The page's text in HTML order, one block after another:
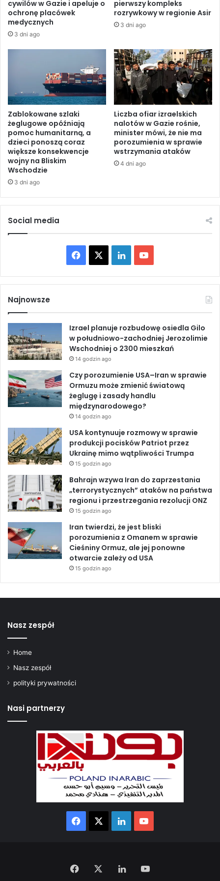
e
n
e
k
o
w
e
g
o
p
r
o
g
a
u
i
g
i
l
c
i
b
e
z
n
a
k
w
e
j
s
k
o
o
a
n
i
a
p
o
r
o
z
m
e
n
o
k
o
e
g
o
w
I
s
l
b
a
d
z
i
e
cywilów w Gazie i apeluje o
ochronę placówek
medycznych
3 dni ago
pierwszy kompleks
rozrywkowy w regionie Asir
3 dni ago
Zablokowane szlaki
żeglugowe opóźniają
pomoc humanitarną, a
dzieci ponoszą coraz
większe konsekwencje
wojny na Bliskim
Wschodzie
3 dni ago
Liczba ofiar izraelskich
nalotów w Gazie rośnie,
minister mówi, że nie ma
porozumienia w sprawie
wstrzymania ataków
4 dni ago
Social media
a
e
b
o
o
k
L
i
k
e
d
I
n
o
T
u
b
e
Najnowsze
Izrael planuje rozbudowę osiedla Gilo
w południowo-zachodniej Jerozolimie
Wschodniej o 2300 mieszkań
14 godzin ago
Czy porozumienie USA–Iran w sprawie
Ormuzu może zmienić światową
żeglugę i zasady handlu
międzynarodowego?
14 godzin ago
USA kontynuuje rozmowy w sprawie
produkcji pocisków Patriot przez
Ukrainę mimo wątpliwości Trumpa
15 godzin ago
Bahrajn wzywa Iran do zaprzestania
„terrorystycznych” ataków na państwa
regionu i przestrzegania rezolucji ONZ
15 godzin ago
Iran twierdzi, że jest bliski
porozumienia z Omanem w sprawie
Cieśniny Ormuz, ale jej ponowne
otwarcie zależy od USA
15 godzin ago
Nasz zespół
Home
Nasz zespół
polityki prywatności
Nasi partnerzy
Facebook LinkedIn
Facebook LinkedIn